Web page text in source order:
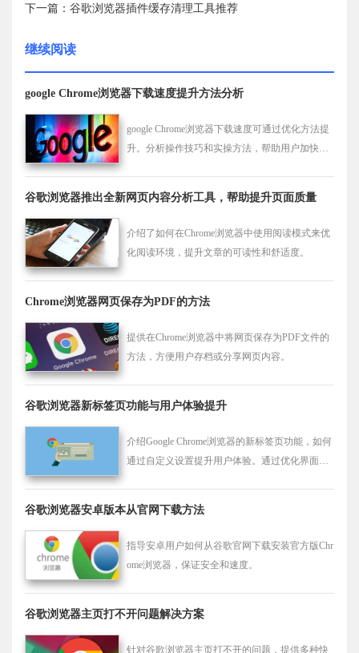
下一篇：谷歌浏览器插件缓存清理工具推荐
继续阅读
google Chrome浏览器下载速度提升方法分析
google Chrome浏览器下载速度可通过优化方法提
升。分析操作技巧和实操方法，帮助用户加快文
谷歌浏览器推出全新网页内容分析工具，帮助提升页面质量
介绍了如何在Chrome浏览器中使用阅读模式来优
化阅读环境，提升文章的可读性和舒适度。
Chrome浏览器网页保存为PDF的方法
提供在Chrome浏览器中将网页保存为PDF文件的
方法，方便用户存档或分享网页内容。
谷歌浏览器新标签页功能与用户体验提升
介绍Google Chrome浏览器的新标签页功能，如何
通过自定义设置提升用户体验。通过优化界面布
谷歌浏览器安卓版本从官网下载方法
指导安卓用户如何从谷歌官网下载安装官方版Chr
ome浏览器，保证安全和速度。
谷歌浏览器主页打不开问题解决方案
针对谷歌浏览器主页打不开的问题，提供多种快